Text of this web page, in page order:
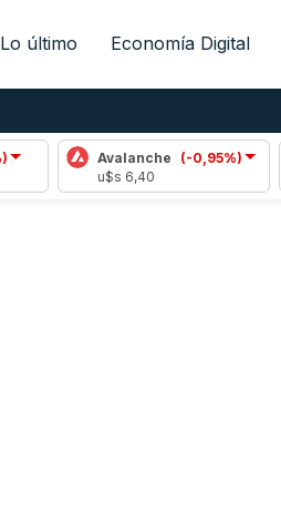
Lo último Economía Digital
Avalanche (-0,95%)
u$s 6,40